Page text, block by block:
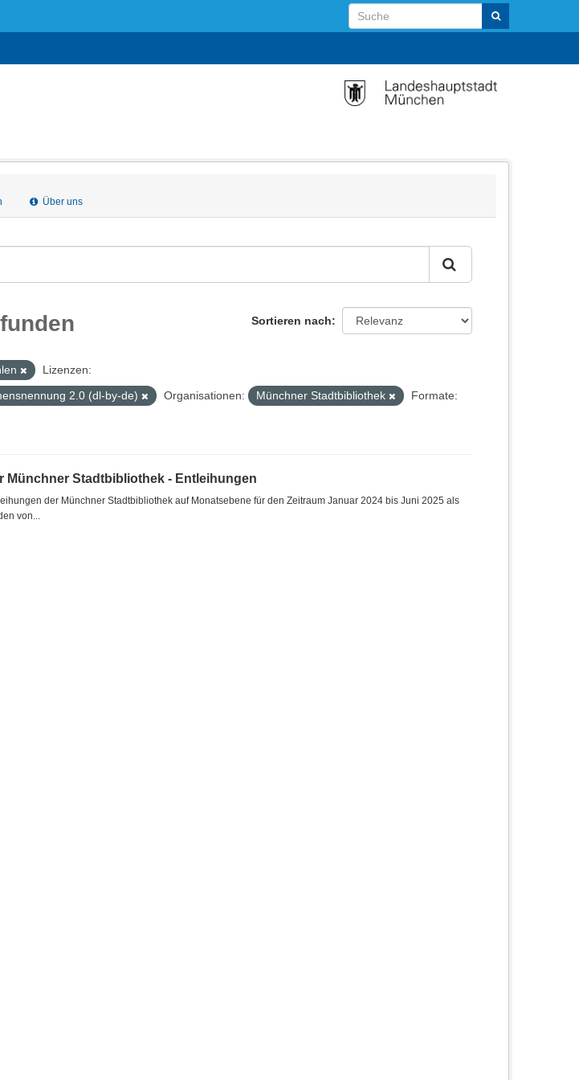
Über uns
Sortieren nach
Lizenzen:
2.0 (dl-by-de)
Organisationen: Münchner Stadtbibliothek
Formate:
Münchner Stadtbibliothek - Entleihungen
der Münchner Stadtbibliothek auf Monatsebene für den Zeitraum Januar 2024 bis Juni 2025 als
von...